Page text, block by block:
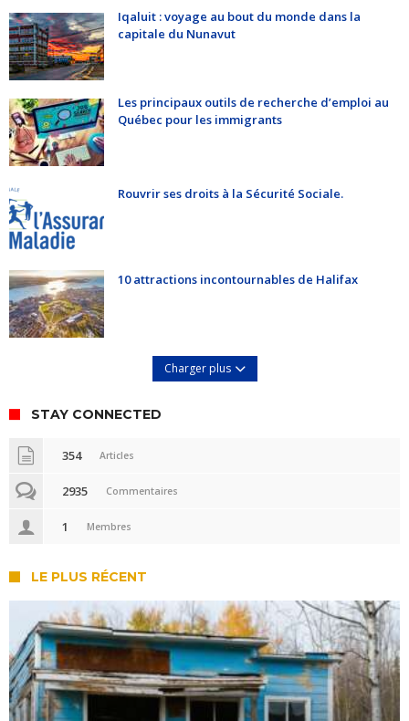
Iqaluit : voyage au bout du monde dans la
capitale du Nunavut
Les principaux outils de recherche d’emploi au
Québec pour les immigrants
Rouvrir ses droits à la Sécurité Sociale.
10 attractions incontournables de Halifax
Charger plus
STAY CONNECTED
354 Articles
2935 Commentaires
1 Membres
LE PLUS RÉCENT